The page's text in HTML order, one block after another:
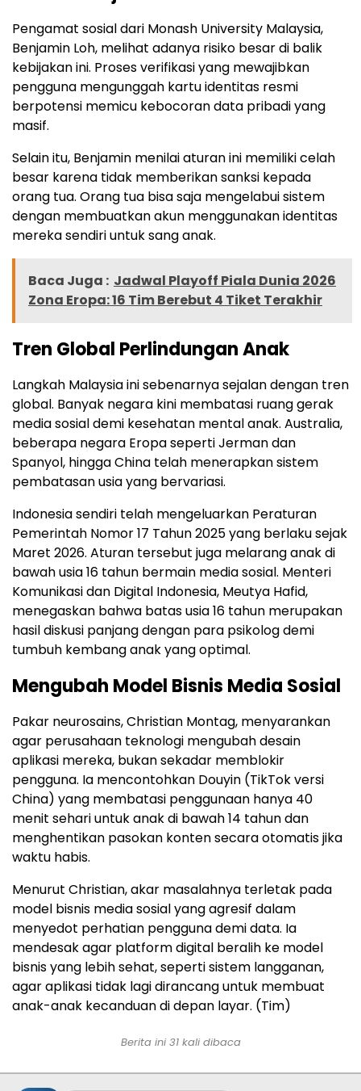
Pengamat sosial dari Monash University Malaysia,
Benjamin Loh, melihat adanya risiko besar di balik
kebijakan ini. Proses verifikasi yang mewajibkan
pengguna mengunggah kartu identitas resmi
berpotensi memicu kebocoran data pribadi yang
masif.
Selain itu, Benjamin menilai aturan ini memiliki celah
besar karena tidak memberikan sanksi kepada
orang tua. Orang tua bisa saja mengelabui sistem
dengan membuatkan akun menggunakan identitas
mereka sendiri untuk sang anak.
Baca Juga : Jadwal Playoff Piala Dunia 2026
Zona Eropa: 16 Tim Berebut 4 Tiket Terakhir
Tren Global Perlindungan Anak
Langkah Malaysia ini sebenarnya sejalan dengan tren
global. Banyak negara kini membatasi ruang gerak
media sosial demi kesehatan mental anak. Australia,
beberapa negara Eropa seperti Jerman dan
Spanyol, hingga China telah menerapkan sistem
pembatasan usia yang bervariasi.
Indonesia sendiri telah mengeluarkan Peraturan
Pemerintah Nomor 17 Tahun 2025 yang berlaku sejak
Maret 2026. Aturan tersebut juga melarang anak di
bawah usia 16 tahun bermain media sosial. Menteri
Komunikasi dan Digital Indonesia, Meutya Hafid,
menegaskan bahwa batas usia 16 tahun merupakan
hasil diskusi panjang dengan para psikolog demi
tumbuh kembang anak yang optimal.
Mengubah Model Bisnis Media Sosial
Pakar neurosains, Christian Montag, menyarankan
agar perusahaan teknologi mengubah desain
aplikasi mereka, bukan sekadar memblokir
pengguna. Ia mencontohkan Douyin (TikTok versi
China) yang membatasi penggunaan hanya 40
menit sehari untuk anak di bawah 14 tahun dan
menghentikan pasokan konten secara otomatis jika
waktu habis.
Menurut Christian, akar masalahnya terletak pada
model bisnis media sosial yang agresif dalam
menyedot perhatian pengguna demi data. Ia
mendesak agar platform digital beralih ke model
bisnis yang lebih sehat, seperti sistem langganan,
agar aplikasi tidak lagi dirancang untuk membuat
anak-anak kecanduan di depan layar. (Tim)
Berita ini 31 kali dibaca